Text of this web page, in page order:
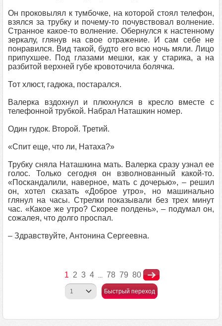
Он проковылял к тумбочке, на которой стоял телефон,
взялся за трубку и почему-то почувствовал волнение.
Странное какое-то волнение. Обернулся к настенному
зеркалу, глянув на свое отражение. И сам себе не
понравился. Вид такой, будто его всю ночь мяли. Лицо
припухшее. Под глазами мешки, как у старика, а на
разбитой верхней губе кровоточила болячка.
Тот хлюст, гадюка, постарался.
Валерка вздохнул и плюхнулся в кресло вместе с
телефонной трубкой. Набрал Наташкин номер.
Один гудок. Второй. Третий.
«Спит еще, что ли, Натаха?»
Трубку сняла Наташкина мать. Валерка сразу узнал ее
голос. Только сегодня он взволнованный какой-то.
«Поскандалили, наверное, мать с дочерью», – решил
он, хотел сказать «Доброе утро», но машинально
глянул на часы. Стрелки показывали без трех минут
час. «Какое же утро? Скорее полдень», – подумал он,
сожалея, что долго проспал.
– Здравствуйте, Антонина Сергеевна.
1 2 3 4 ... 78 79 80
Быстрый переход